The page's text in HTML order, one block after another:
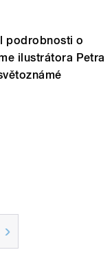
podrobnosti o
ilustrátora Petra